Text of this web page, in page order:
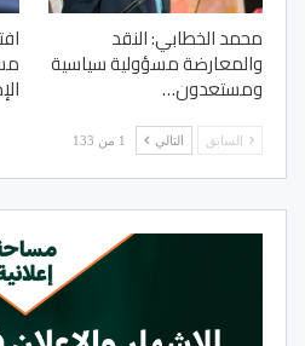
محمد الخطابي: النقد
والمعارضة مسؤولية سياسية
ومستعدون…
السابق التالي 1 من 133